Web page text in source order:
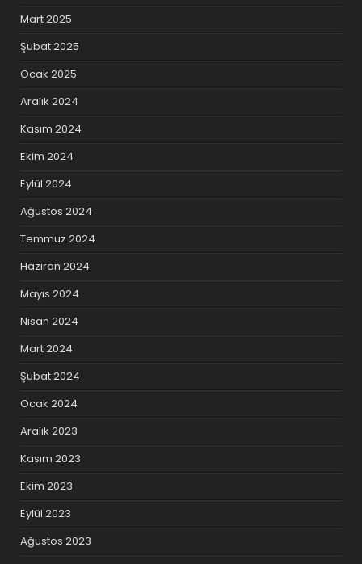
Mart 2025
Şubat 2025
Ocak 2025
Aralık 2024
Kasım 2024
Ekim 2024
Eylül 2024
Ağustos 2024
Temmuz 2024
Haziran 2024
Mayıs 2024
Nisan 2024
Mart 2024
Şubat 2024
Ocak 2024
Aralık 2023
Kasım 2023
Ekim 2023
Eylül 2023
Ağustos 2023